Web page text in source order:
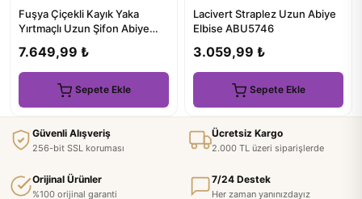
Fuşya Çiçekli Kayık Yaka
Yırtmaçlı Uzun Şifon Abiye
7.649,99 ₺
Sepete Ekle
Lacivert Straplez Uzun Abiye
Elbise ABU5746
3.059,99 ₺
Sepete Ekle
Güvenli Alışveriş
256-bit SSL koruması
Ücretsiz Kargo
2.000 TL üzeri siparişlerde
Orijinal Ürünler
%100 orijinal garanti
7/24 Destek
Her zaman yanınızdayız